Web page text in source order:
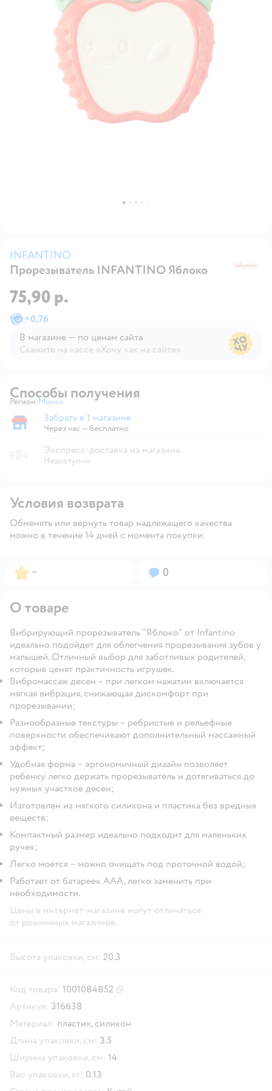
INFANTINO
Прорезыватель INFANTINO Яблоко
75,90 р.
+0,76
В магазине — по ценам сайта
Скажите на кассе «Хочу как на сайте»
Способы получения
Регион: Выбор адреса доставки.
Минск
Забрать в магазине
Забрать в 1 магазине
Через час — бесплатно
Экспресс-доставка из магазина
Недоступно
Условия возврата
Обменять или вернуть товар надлежащего качества
можно в течение 14 дней с момента покупки.
Рейтинг:
– Вопросов:
0
О товаре
Вибрирующий прорезыватель "Яблоко" от Infantino
идеально подойдет для облегчения прорезывания зубов у
малышей. Отличный выбор для заботливых родителей,
которые ценят практичность игрушек.
Вибромассаж десен – при легком нажатии включается
мягкая вибрация, снижающая дискомфорт при
прорезывании;
Разнообразные текстуры – ребристые и рельефные
поверхности обеспечивают дополнительный массажный
эффект;
Удобная форма – эргономичный дизайн позволяет
ребенку легко держать прорезыватель и дотягиваться до
нужных участков десен;
Изготовлен из мягкого силикона и пластика без вредных
веществ;
Компактный размер идеально подходит для маленьких
ручек;
Легко моется – можно очищать под проточной водой;
Работает от батареек AAA, легко заменить при
необходимости.
Цены в интернет-магазине могут отличаться
от розничных магазинов.
Высота упаковки, см: 20.3
Код товара: 1001084852
Артикул: 316638
Материал: пластик, силикон
Длина упаковки, см: 3.5
Ширина упаковки, см: 14
Вес упаковки, кг: 0.13